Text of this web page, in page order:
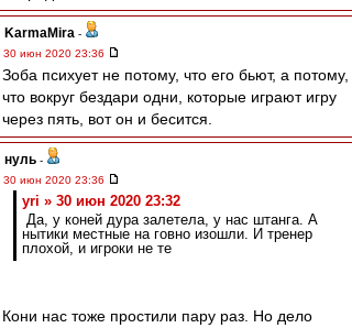
KarmaMira -
30 июн 2020 23:36
Зоба психует не потому, что его бьют, а потому,
что вокруг бездари одни, которые играют игру
через пять, вот он и бесится.
нуль -
30 июн 2020 23:36
yri » 30 июн 2020 23:32
Да, у коней дура залетела, у нас штанга. А
нытики местные на говно изошли. И тренер
плохой, и игроки не те
Кони нас тоже простили пару раз. Но дело